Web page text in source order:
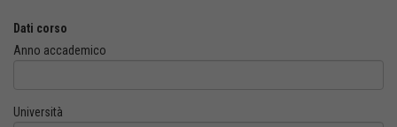
Dati corso
Anno accademico
Università